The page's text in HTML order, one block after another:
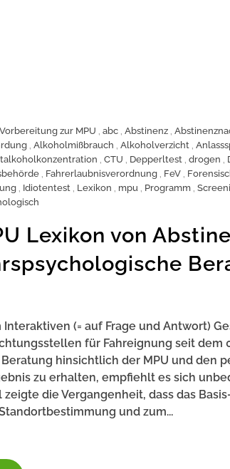
zur MPU abc Abstinenz
Alkoholmißbrauch Alkoholverzicht
CTU Depperltest drogen
Fahrerlaubnisverordnung FeV
Idiotentest Lexikon mpu Programm
Lexikon von
Interaktiven (= auf Frage und Antwort)
für Fahreignung seit dem
hinsichtlich der MPU und den
zu erhalten, empfiehlt es sich
zeigte die Vergangenheit, dass das
und zum...